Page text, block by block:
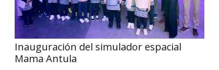
Inauguración del simulador espacial
Mama Antula